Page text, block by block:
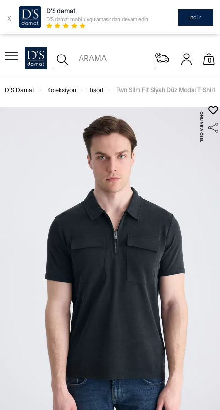
x
D'S damat
D'S damat mobil uygulamasından devam edin İndir
0
D'S Damat Koleksiyon Tişört Twn Slim Fit Siyah Düz Modal T-Shirt